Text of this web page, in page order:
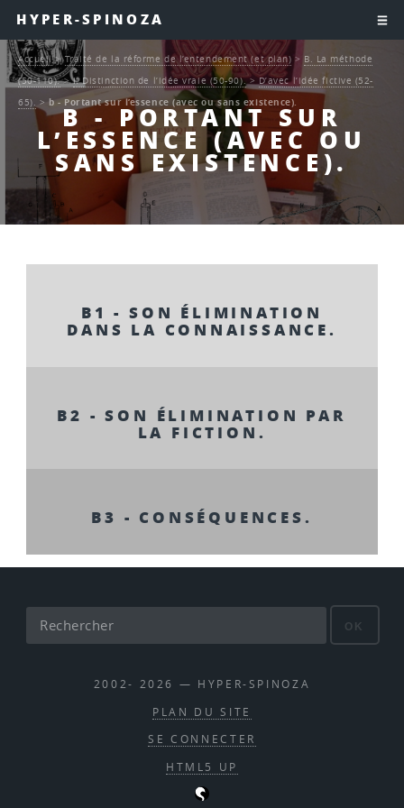
HYPER-SPINOZA
B - PORTANT SUR
L’ESSENCE (AVEC OU
SANS EXISTENCE).
Accueil>Traité de la réforme de l’entendement (et plan) > B. La méthode
(50-110).>I. Distinction de l’idée vraie (50-90).>D’avec l’idée fictive (52-
65). > b - Portant sur l’essence (avec ou sans existence).
B1 - SON ÉLIMINATION
DANS LA CONNAISSANCE.
B2 - SON ÉLIMINATION PAR
LA FICTION.
B3 - CONSÉQUENCES.
OK
2002- 2026 — HYPER-SPINOZA
PLAN DU SITE
SE CONNECTER
HTML5 UP